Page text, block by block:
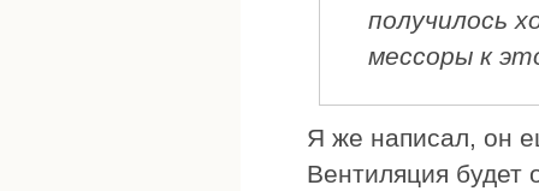
получилось
мессоры к
Я же написал, он
Вентиляция будет